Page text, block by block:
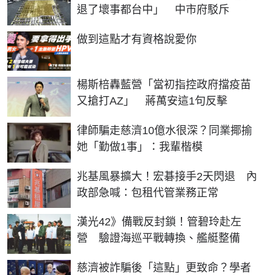
退了壞事都台中」 中市府駁斥
做到這點才有資格說愛你
PR
楊斯棓轟藍營「當初指控政府擋疫苗
又搶打AZ」 蔣萬安這1句反擊
律師騙走慈濟10億水很深？同業揶揄
她「勤做1事」：我輩楷模
兆基風暴擴大！宏碁接手2天閃退 內
政部急喊：包租代管業務正常
漢光42》備戰反封鎖！管碧玲赴左
營 驗證海巡平戰轉換、艦艇整備
慈濟被詐騙後「這點」更致命？學者